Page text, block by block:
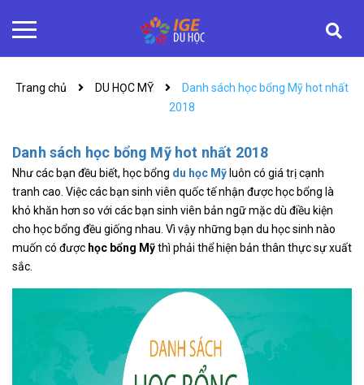
Trang chủ DU HỌC MỸ
Danh sách học bổng Mỹ hot nhất
2018
Danh sách học bổng Mỹ hot nhất 2018
Như các bạn đều biết, học bổng du học Mỹ luôn có giá trị cạnh
tranh cao. Việc các bạn sinh viên quốc tế nhận được học bổng là
khó khăn hơn so với các bạn sinh viên bản ngữ mặc dù điều kiện
cho học bổng đều giống nhau. Vì vậy những bạn du học sinh nào
muốn có được học bổng Mỹthì phải thể hiện bản thân thực sự xuất
sắc.